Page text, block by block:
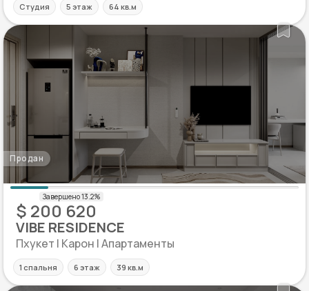
Студия 5 этаж 64 кв.м
Продан
$ 200 620
VIBE RESIDENCE
Пхукет | Карон | Апартаменты
1 спальня 6 этаж 39 кв.м